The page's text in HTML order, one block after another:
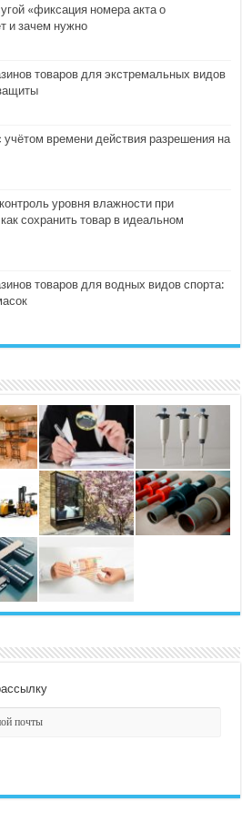
«фиксация номера акта о
и зачем нужно
товаров для экстремальных видов
учётом времени действия разрешения на
уровня влажности при
сохранить товар в идеальном
товаров для водных видов спорта: